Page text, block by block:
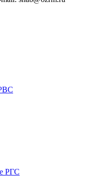
РГС